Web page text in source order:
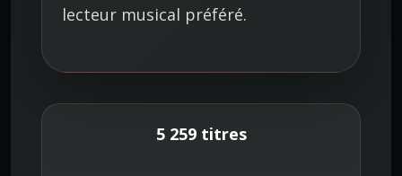
lecteur musical préféré.
5 259 titres